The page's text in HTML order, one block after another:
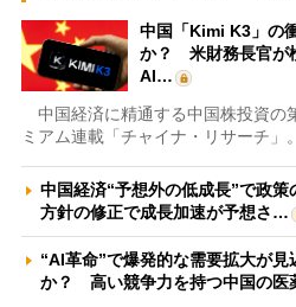
中国「Kimi K3」の
か？ 米財務長官が
AI…
中国経済に精通する中国株投資の
ミアム連載「チャイナ・リサーチ」
中国経済“予想外の低成長”で政
方針の修正で成長加速が予想さ…
“AI革命”で爆発的な需要拡大が
か？ 高い競争力を持つ中国の